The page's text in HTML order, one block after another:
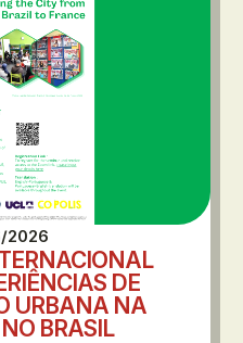
2026
DE
URBANA NA
BRASIL